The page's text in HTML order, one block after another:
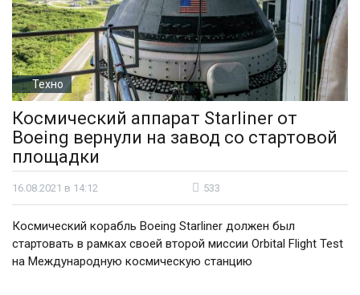
Техно
Космический аппарат Starliner от
Boeing вернули на завод со стартовой
площадки
16.08.2021 в 14:12 533
Космический корабль Boeing Starliner должен был
стартовать в рамках своей второй миссии Orbital Flight Test
на Международную космическую станцию